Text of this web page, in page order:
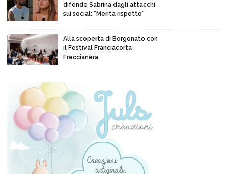
difende Sabrina dagli attacchi
sui social: “Merita rispetto”
Alla scoperta di Borgonato con
il Festival Franciacorta
Freccianera